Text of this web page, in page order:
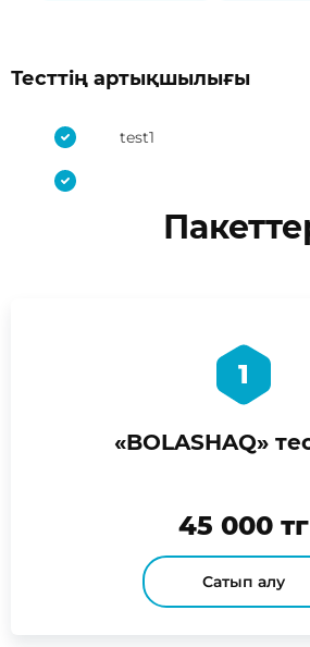
Тесттің артықшылығы
test1
1
«BOLASHAQ»
45 000 тг
Сатып алу